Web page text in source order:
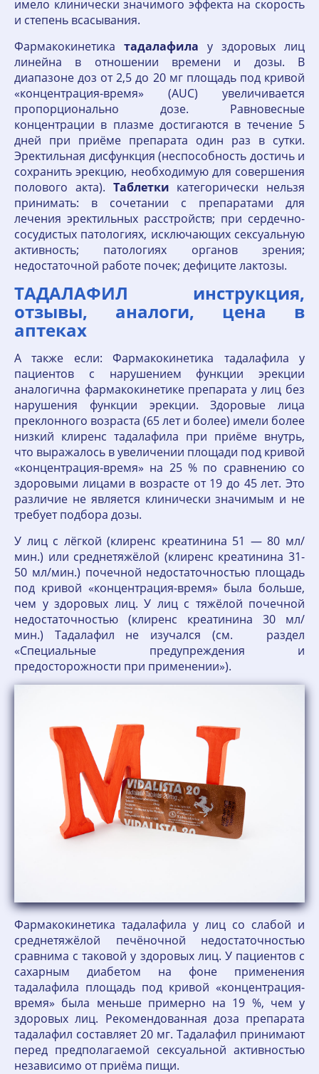
имело клинически значимого эффекта на скорость
и степень всасывания.
Фармакокинетика тадалафила у здоровых лиц
линейна в отношении времени и дозы. В
диапазоне доз от 2,5 до 20 мг площадь под кривой
«концентрация-время» (AUC) увеличивается
пропорционально дозе. Равновесные
концентрации в плазме достигаются в течение 5
дней при приёме препарата один раз в сутки.
Эректильная дисфункция (неспособность достичь и
сохранить эрекцию, необходимую для совершения
полового акта). Таблетки категорически нельзя
принимать: в сочетании с препаратами для
лечения эректильных расстройств; при сердечно-
сосудистых патологиях, исключающих сексуальную
активность; патологиях органов зрения;
недостаточной работе почек; дефиците лактозы.
ТАДАЛАФИЛ инструкция,
отзывы, аналоги, цена в
аптеках
А также если: Фармакокинетика тадалафила у
пациентов с нарушением функции эрекции
аналогична фармакокинетике препарата у лиц без
нарушения функции эрекции. Здоровые лица
преклонного возраста (65 лет и более) имели более
низкий клиренс тадалафила при приёме внутрь,
что выражалось в увеличении площади под кривой
«концентрация-время» на 25 % по сравнению со
здоровыми лицами в возрасте от 19 до 45 лет. Это
различие не является клинически значимым и не
требует подбора дозы.
У лиц с лёгкой (клиренс креатинина 51 — 80 мл/
мин.) или среднетяжёлой (клиренс креатинина 31-
50 мл/мин.) почечной недостаточностью площадь
под кривой «концентрация-время» была больше,
чем у здоровых лиц. У лиц с тяжёлой почечной
недостаточностью (клиренс креатинина 30 мл/
мин.) Тадалафил не изучался (см. раздел
«Специальные предупреждения и
предосторожности при применении»).
Фармакокинетика тадалафила у лиц со слабой и
среднетяжёлой печёночной недостаточностью
сравнима с таковой у здоровых лиц. У пациентов с
сахарным диабетом на фоне применения
тадалафила площадь под кривой «концентрация-
время» была меньше примерно на 19 %, чем у
здоровых лиц. Рекомендованная доза препарата
тадалафил составляет 20 мг. Тадалафил принимают
перед предполагаемой сексуальной активностью
независимо от приёма пищи.